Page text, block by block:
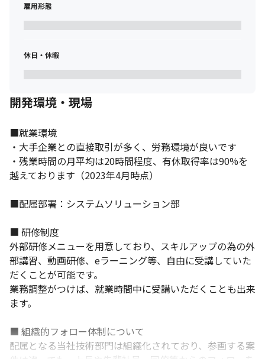
アプリケーション開発からシステムインフラの運用・保守まで対
雇用形態
休日・休暇
開発環境・現場
■就業環境
・大手企業との直接取引が多く、労務環境が良いです
・残業時間の月平均は20時間程度、有休取得率は90%を
越えております（2023年4月時点）
■配属部署：システムソリューション部
■ 研修制度
外部研修メニューを用意しており、スキルアップの為の外
部講習、動画研修、eラーニング等、自由に受講していた
だくことが可能です。
業務調整がつけば、就業時間中に受講いただくことも出来
ます。
■ 組織的フォロー体制について
配属となる当社技術部門は組織化されており、参画する案